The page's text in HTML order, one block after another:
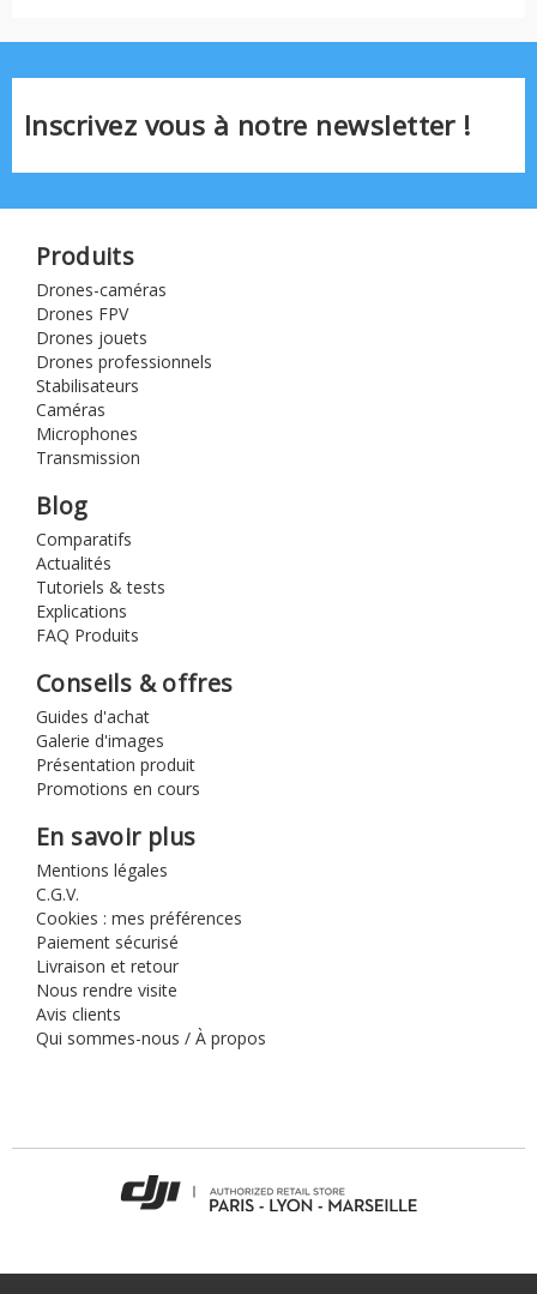
Inscrivez vous à notre newsletter !
Produits
Drones-caméras
Drones FPV
Drones jouets
Drones professionnels
Stabilisateurs
Caméras
Microphones
Transmission
Blog
Comparatifs
Actualités
Tutoriels & tests
Explications
FAQ Produits
Conseils & offres
Guides d'achat
Galerie d'images
Présentation produit
Promotions en cours
En savoir plus
Mentions légales
C.G.V.
Cookies : mes préférences
Paiement sécurisé
Livraison et retour
Nous rendre visite
Avis clients
Qui sommes-nous / À propos